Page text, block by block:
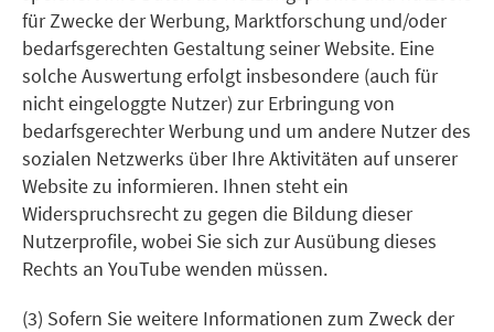
für Zwecke der Werbung, Marktforschung und/oder
bedarfsgerechten Gestaltung seiner Website. Eine
solche Auswertung erfolgt insbesondere (auch für
nicht eingeloggte Nutzer) zur Erbringung von
bedarfsgerechter Werbung und um andere Nutzer des
sozialen Netzwerks über Ihre Aktivitäten auf unserer
Website zu informieren. Ihnen steht ein
Widerspruchsrecht zu gegen die Bildung dieser
Nutzerprofile, wobei Sie sich zur Ausübung dieses
Rechts an YouTube wenden müssen.
(3) Sofern Sie weitere Informationen zum Zweck der